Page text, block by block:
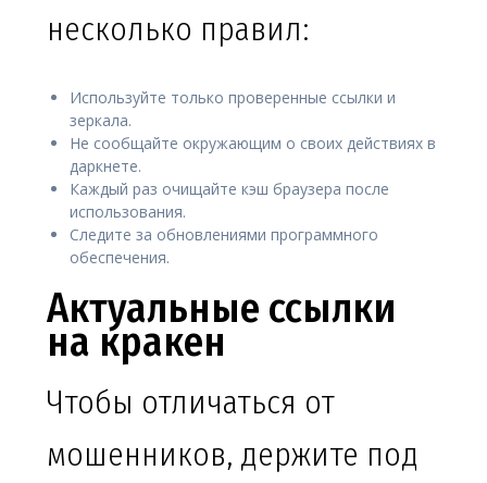
несколько правил:
Используйте только проверенные ссылки и
зеркала.
Не сообщайте окружающим о своих действиях в
даркнете.
Каждый раз очищайте кэш браузера после
использования.
Следите за обновлениями программного
обеспечения.
Актуальные ссылки
на кракен
Чтобы отличаться от
мошенников, держите под